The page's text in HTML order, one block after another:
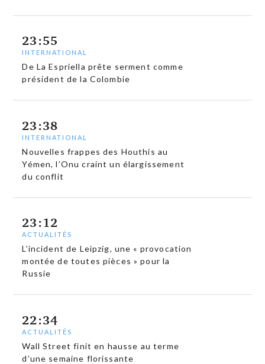
23:55
INTERNATIONAL
De La Espriella prête serment comme
président de la Colombie
23:38
INTERNATIONAL
Nouvelles frappes des Houthis au
Yémen, l’Onu craint un élargissement
du conflit
23:12
ACTUALITÉS
L’incident de Leipzig, une « provocation
montée de toutes pièces » pour la
Russie
22:34
ACTUALITÉS
Wall Street finit en hausse au terme
d’une semaine florissante